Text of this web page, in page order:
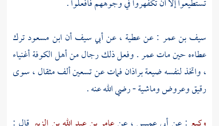
تستطيعوا إلا أن تكفهروا في وجوههم فافعلوا .
سيف بن عمر : عنعطية ، عنأبي سيفأن ابن مسعودترك
عطاءهحين ماتعمر. وفعل ذلك رجال من أهلالكوفةأغنياء
، واتخذ لنفسه ضيعة براذان فمات عن تسعين ألف مثقال ، سوى
رقيق وعروض وماشية - رضي الله عنه .